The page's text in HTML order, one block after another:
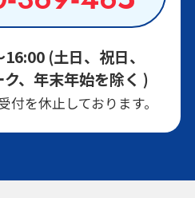
うふ
ふしっかり
(土日、祝日、
、年末年始を除く )
を休止しております。